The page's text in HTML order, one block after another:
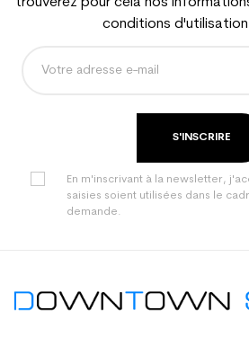
conditions
S'INSCRIRE
En m'inscrivant à la newsletter,
saisies soient utilisées dans le
demande.